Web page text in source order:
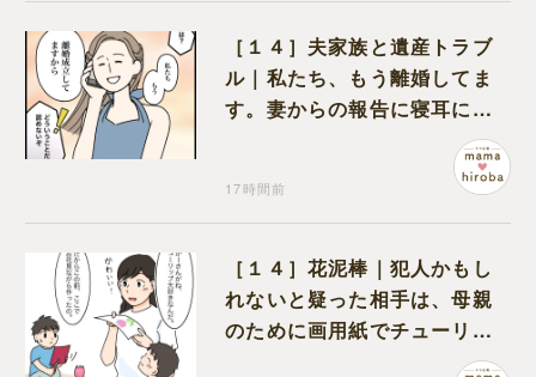
［１４］夫家族と遺産トラブ
ル｜私たち、もう離婚してま
す。妻からの報告に寝耳に水
17時間前
［１４］花泥棒｜犯人かもし
れないと疑った相手は、母親
のために画用紙でチューリッ
プを作っていただけだった